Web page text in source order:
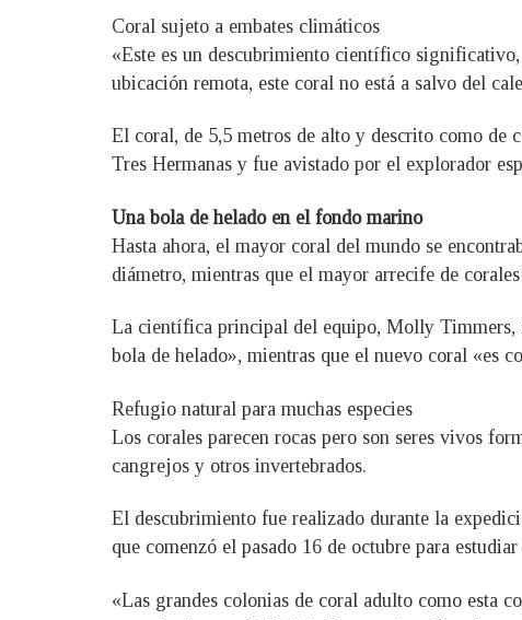
Coral sujeto a embates climáticos
«Este es un descubrimiento científico
ubicación remota, este coral no está a salvo del
El coral, de 5,5 metros de alto y descrito como de
Tres Hermanas y fue avistado por el explorador
Una bola de helado en el fondo marino
Hasta ahora, el mayor coral del mundo se
diámetro, mientras que el mayor arrecife de
La científica principal del equipo, Molly Timmers,
bola de helado», mientras que el nuevo coral «es
Refugio natural para muchas especies
Los corales parecen rocas pero son seres vivos
cangrejos y otros invertebrados.
El descubrimiento fue realizado durante la
que comenzó el pasado 16 de octubre para
«Las grandes colonias de coral adulto como esta